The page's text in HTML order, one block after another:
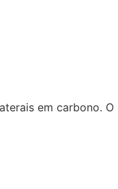
em carbono. O